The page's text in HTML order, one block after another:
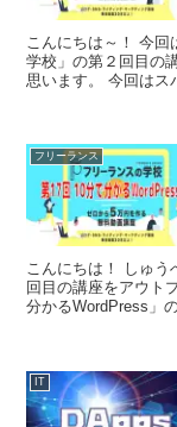
こんにちは～！ 今回は、しゅうへい氏が運営する「フリーランスの
学校」の第２回目の
思います。 今回はスパルタ講師として有名なイケハヤ氏の講義で
フリーランス
こんにちは！ しゅうへい氏が運営する「フリーランスの学校」の17
回目の講座をアウトプットして
分かるWordPress」の講座です。 初心者
IT